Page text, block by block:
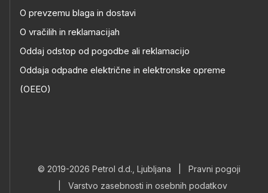
O prevzemu blaga in dostavi
O vračilih in reklamacijah
Oddaj odstop od pogodbe ali reklamacijo
Oddaja odpadne električne in elektronske opreme
(OEEO)
© 2019-2026 Petrol d.d., Ljubljana
Pravni pogoji
Varstvo zasebnosti in osebnih podatkov